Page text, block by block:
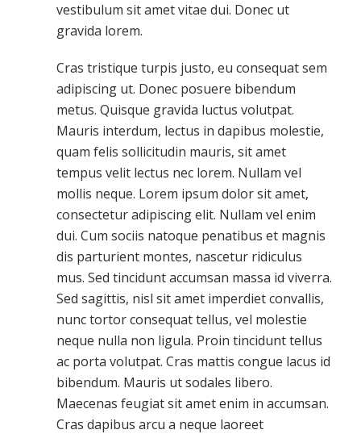
vestibulum sit amet vitae dui. Donec ut
gravida lorem.
Cras tristique turpis justo, eu consequat sem
adipiscing ut. Donec posuere bibendum
metus. Quisque gravida luctus volutpat.
Mauris interdum, lectus in dapibus molestie,
quam felis sollicitudin mauris, sit amet
tempus velit lectus nec lorem. Nullam vel
mollis neque. Lorem ipsum dolor sit amet,
consectetur adipiscing elit. Nullam vel enim
dui. Cum sociis natoque penatibus et magnis
dis parturient montes, nascetur ridiculus
mus. Sed tincidunt accumsan massa id viverra.
Sed sagittis, nisl sit amet imperdiet convallis,
nunc tortor consequat tellus, vel molestie
neque nulla non ligula. Proin tincidunt tellus
ac porta volutpat. Cras mattis congue lacus id
bibendum. Mauris ut sodales libero.
Maecenas feugiat sit amet enim in accumsan.
Cras dapibus arcu a neque laoreet